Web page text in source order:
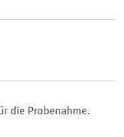
die Probenahme.